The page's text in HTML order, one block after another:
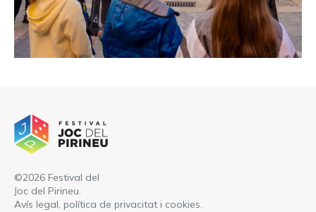
©2026 Festival del
Joc del Pirineu.
Avís legal, política de privacitat i cookies.